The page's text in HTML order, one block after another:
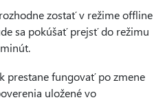
zostať v režime offline
sa pokúšať prejsť do režimu
prestane fungovať po zmene
uložené vo